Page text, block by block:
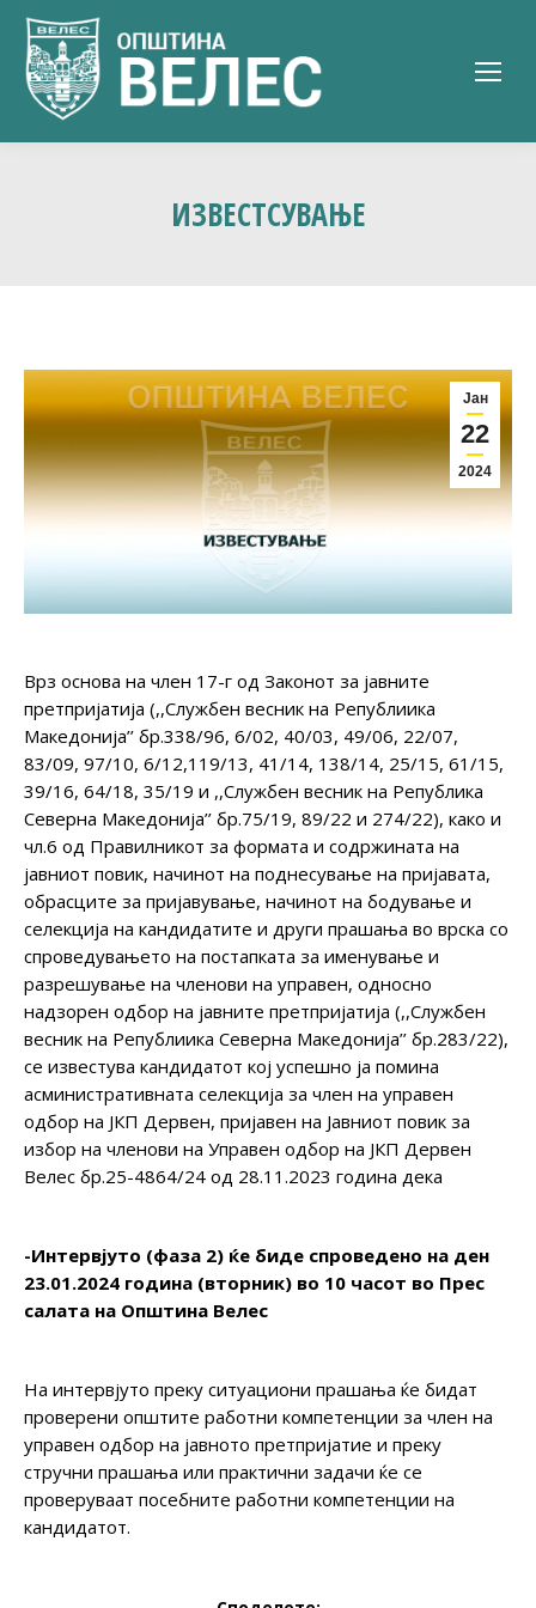
ИЗВЕСТСУВАЊЕ
Јан
22
2024
Врз основа на член 17-г од Законот за јавните
претпријатија (,,Службен весник на Републиика
Македонија’’ бр.338/96, 6/02, 40/03, 49/06, 22/07,
83/09, 97/10, 6/12,119/13, 41/14, 138/14, 25/15, 61/15,
39/16, 64/18, 35/19 и ,,Службен весник на Република
Северна Македонија’’ бр.75/19, 89/22 и 274/22), како и
чл.6 од Правилникот за формата и содржината на
јавниот повик, начинот на поднесување на пријавата,
обрасците за пријавување, начинот на бодување и
селекција на кандидатите и други прашања во врска со
спроведувањето на постапката за именување и
разрешување на членови на управен, односно
надзорен одбор на јавните претпријатија (,,Службен
весник на Републиика Северна Македонија’’ бр.283/22),
се известува кандидатот коj успешно ја помина
асминистративната селекција за член на управен
одбор на ЈКП Дервен, пријавен на Јавниот повик за
избор на членови на Управен одбор на ЈКП Дервен
Велес бр.25-4864/24 од 28.11.2023 година дека
-Интервјуто (фаза 2) ќе биде спроведено на ден
23.01.2024 година (вторник) во 10 часот во Прес
салата на Општина Велес
На интервјуто преку ситуациони прашања ќе бидат
проверени општите работни компетенции за член на
управен одбор на јавното претпријатие и преку
стручни прашања или практични задачи ќе се
проверуваат посебните работни компетенции на
кандидатот.